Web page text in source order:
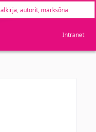
Intranet